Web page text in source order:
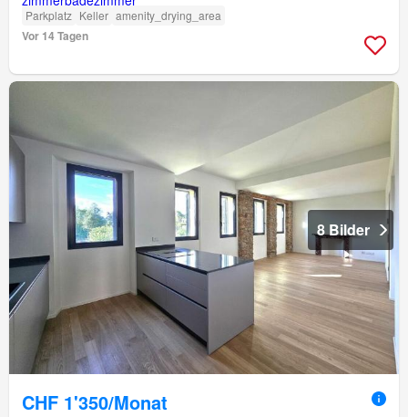
Parkplatz Keller amenity_drying_area
Vor 14 Tagen
8 Bilder
CHF 1'350/Monat